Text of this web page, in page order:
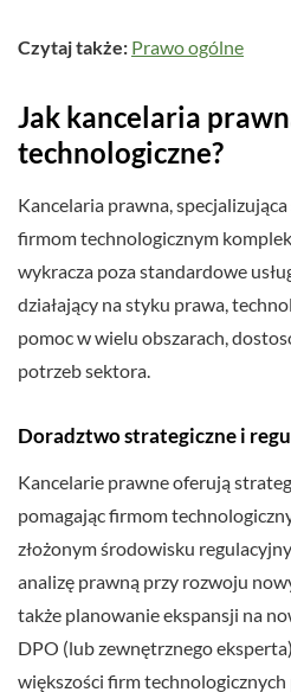
Czytaj także: Prawo ogólne
Jak kancelaria
technologiczne?
Kancelaria prawna,
firmom technologicznym
wykracza poza standardowe
działający na styku prawa,
pomoc w wielu obszarach,
potrzeb sektora.
Doradztwo strategiczne i
Kancelarie prawne oferują
pomagając firmom
złożonym środowisku
analizę prawną przy rozwoju
także planowanie ekspansji na
DPO (lub zewnętrznego
większości firm